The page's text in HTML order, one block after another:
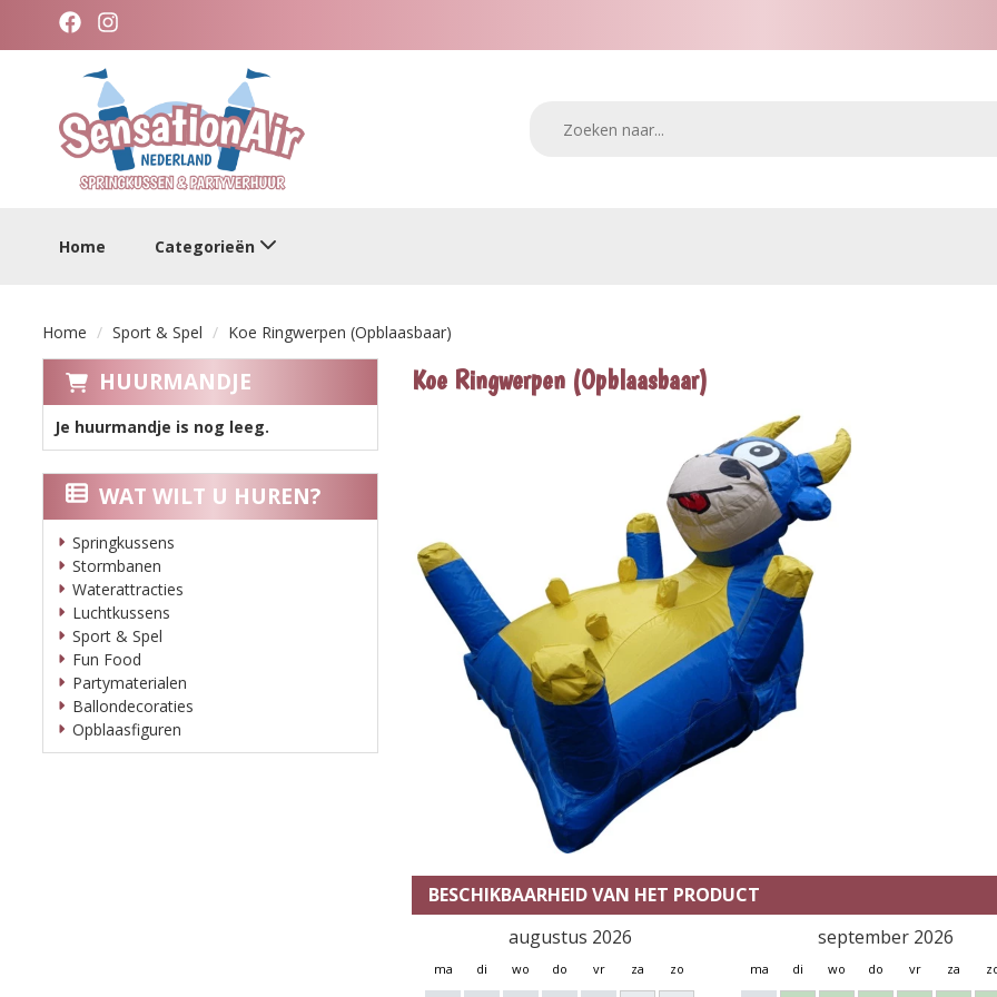
facebook
Home Categorieën categorieen
Home Sport & Spel Koe Ringwerpen (Opblaasbaar)
HUURMANDJE
Je huurmandje is nog leeg.
WAT WILT U HUREN?
Springkussens
Stormbanen
Waterattracties
Luchtkussens
Sport & Spel
Fun Food
Partymaterialen
Ballondecoraties
Opblaasfiguren
Koe Ringwerpen (Opblaasbaar)
BESCHIKBAARHEID VAN HET PRODUCT
augustus 2026
ma di wo do vr za zo
september 2026
ma di wo do vr za